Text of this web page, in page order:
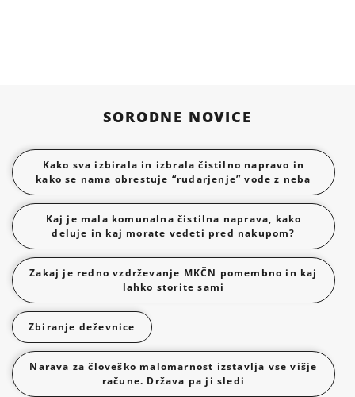
SORODNE NOVICE
Kako sva izbirala in izbrala čistilno napravo in
kako se nama obrestuje “rudarjenje” vode z neba
Kaj je mala komunalna čistilna naprava, kako
deluje in kaj morate vedeti pred nakupom?
Zakaj je redno vzdrževanje MKČN pomembno in kaj
lahko storite sami
Zbiranje deževnice
Narava za človeško malomarnost izstavlja vse višje
račune. Država pa ji sledi